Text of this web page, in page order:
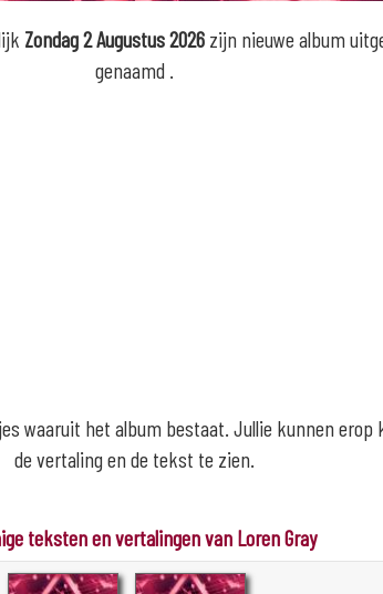
Zondag 2 Augustus 2026zijn nieuwe album
genaamd .
waaruit het album bestaat. Jullie kunnen erop
de vertaling en de tekst te zien.
teksten en vertalingen van Loren Gray